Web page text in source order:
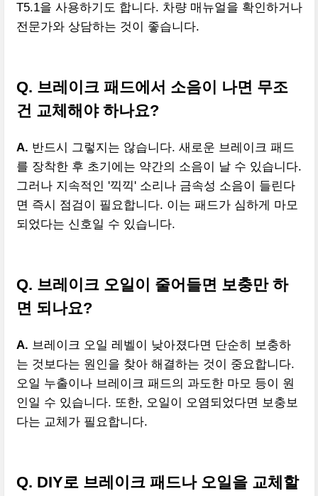
T5.1을 사용하기도 합니다. 차량 매뉴얼을 확인하거나
전문가와 상담하는 것이 좋습니다.
Q. 브레이크 패드에서 소음이 나면 무조
건 교체해야 하나요?
A. 반드시 그렇지는 않습니다. 새로운 브레이크 패드
를 장착한 후 초기에는 약간의 소음이 날 수 있습니다.
그러나 지속적인 '끽끽' 소리나 금속성 소음이 들린다
면 즉시 점검이 필요합니다. 이는 패드가 심하게 마모
되었다는 신호일 수 있습니다.
Q. 브레이크 오일이 줄어들면 보충만 하
면 되나요?
A. 브레이크 오일 레벨이 낮아졌다면 단순히 보충하
는 것보다는 원인을 찾아 해결하는 것이 중요합니다.
오일 누출이나 브레이크 패드의 과도한 마모 등이 원
인일 수 있습니다. 또한, 오일이 오염되었다면 보충보
다는 교체가 필요합니다.
Q. DIY로 브레이크 패드나 오일을 교체할